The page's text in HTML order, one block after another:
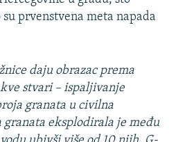
prvenstvena meta napada
daju obrazac prema
stvari – ispaljivanje
granata u civilna
granata eksplodirala je među